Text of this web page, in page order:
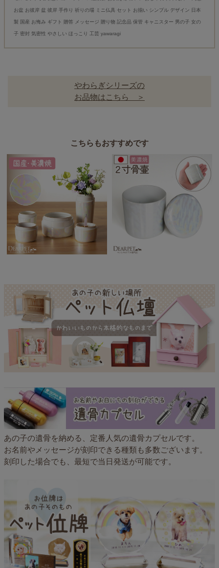
お盆 お彼岸 盆 彼岸 手作り 祈りの場 ミニ仏具 セット お揃い シンプル デザイン 日本
製 国産 お悔み ギフト 贈答 メッセージ 贈り物 記念品 保管 キャニスター 男の子 女の
子 密封 気密性 やさしい ほっこり 工芸 yawaragi
やわらぎシリーズの
お品物はこちら ＞
こちらもおすすめです
あの子の遺骨を納める、定番人気の遺骨カプセルです。
お名前やメッセージが刻印できる種類も多数ございます。
刻印した場合でも、最短で当日発送が可能です。